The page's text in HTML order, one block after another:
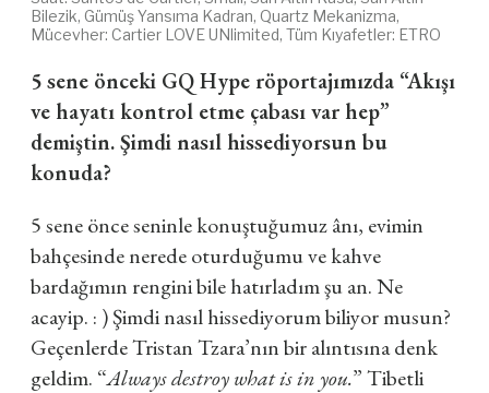
Bilezik, Gümüş Yansıma Kadran, Quartz Mekanizma,
Mücevher: Cartier LOVE UNlimited, Tüm Kıyafetler: ETRO
5 sene önceki GQ Hype röportajımızda “Akışı
ve hayatı kontrol etme çabası var hep”
demiştin. Şimdi nasıl hissediyorsun bu
konuda?
5 sene önce seninle konuştuğumuz ânı, evimin
bahçesinde nerede oturduğumu ve kahve
bardağımın rengini bile hatırladım şu an. Ne
acayip. : ) Şimdi nasıl hissediyorum biliyor musun?
Geçenlerde Tristan Tzara’nın bir alıntısına denk
geldim. “Always destroy what is in you.” Tibetli